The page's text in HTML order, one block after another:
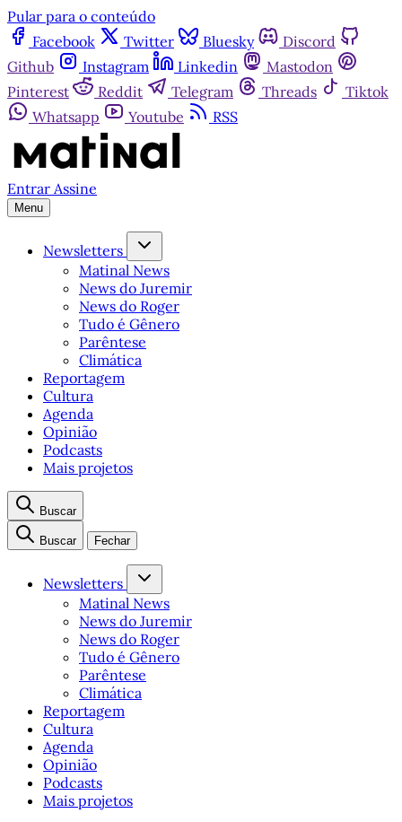
Pular para o conteúdo
Facebook
Twitter Bluesky
Discord
Github
Instagram Linkedin
Mastodon
Pinterest
Reddit Telegram Threads
Tiktok
Whatsapp
Youtube RSS
Entrar Assine
Menu
Newsletters
Matinal News
News do Juremir
News do Roger
Tudo é Gênero
Parêntese
Climática
Reportagem
Cultura
Agenda
Opinião
Podcasts
Mais projetos
Buscar
Buscar Fechar
Newsletters
Matinal News
News do Juremir
News do Roger
Tudo é Gênero
Parêntese
Climática
Reportagem
Cultura
Agenda
Opinião
Podcasts
Mais projetos